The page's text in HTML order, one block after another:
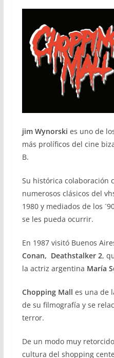
jim Wynorski es uno de
más prolíficos del cine
B.
Su histórica colaboración
numerosos clásicos del
1980 y mediados de los
se les pueda ocurrir.
En 1987 visitó Buenos
Conan, Deathstalker 2,
la actriz argentina María
Chopping Mall es una de
de su filmografía y se
terror.
De un modo muy
cultura del shopping